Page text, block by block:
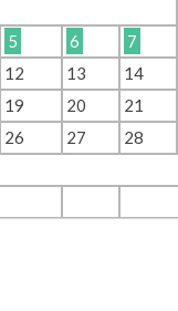
5 6 7
12 13 14
19 20 21
26 27 28